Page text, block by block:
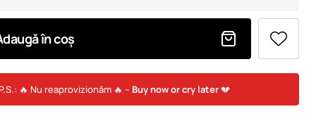
în coș
🔥 Nu reaprovizionăm 🔥 – Buy now or cry later💔